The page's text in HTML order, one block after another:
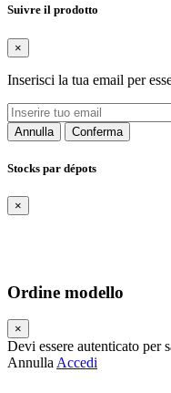
Suivre il prodotto
×
Inserisci la tua email per
Annulla Conferma
Stocks par dépots
×
Ordine modello
×
Devi essere autenticato per
Annulla Accedi